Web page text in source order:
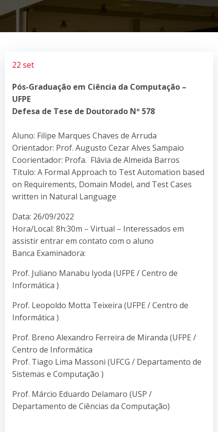
22 set
Pós-Graduação em Ciência da Computação –
UFPE
Defesa de Tese de Doutorado Nº 578
Aluno: Filipe Marques Chaves de Arruda
Orientador: Prof. Augusto Cezar Alves Sampaio
Coorientador: Profa. Flávia de Almeida Barros
Título: A Formal Approach to Test Automation based
on Requirements, Domain Model, and Test Cases
written in Natural Language
Data: 26/09/2022
Hora/Local: 8h:30m – Virtual – Interessados em
assistir entrar em contato com o aluno
Banca Examinadora:
Prof. Juliano Manabu Iyoda (UFPE / Centro de
Informática )
Prof. Leopoldo Motta Teixeira (UFPE / Centro de
Informática )
Prof. Breno Alexandro Ferreira de Miranda (UFPE /
Centro de Informática
Prof. Tiago Lima Massoni (UFCG / Departamento de
Sistemas e Computação )
Prof. Márcio Eduardo Delamaro (USP /
Departamento de Ciências da Computação)